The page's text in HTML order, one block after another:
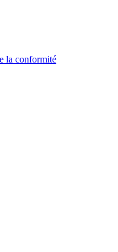
la conformité